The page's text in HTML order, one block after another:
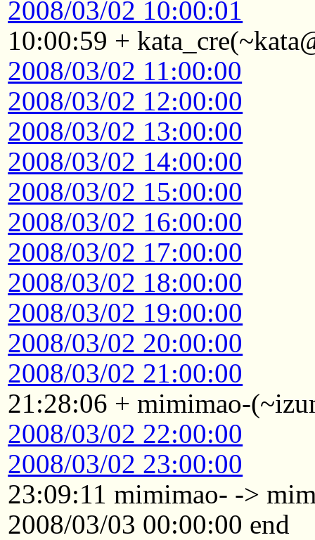
2008/03/02 10:00:01
10:00:59 +
2008/03/02 11:00:00
2008/03/02 12:00:00
2008/03/02 13:00:00
2008/03/02 14:00:00
2008/03/02 15:00:00
2008/03/02 16:00:00
2008/03/02 17:00:00
2008/03/02 18:00:00
2008/03/02 19:00:00
2008/03/02 20:00:00
2008/03/02 21:00:00
21:28:06 + mimimao-
2008/03/02 22:00:00
2008/03/02 23:00:00
23:09:11 mimimao- ->
2008/03/03 00:00:00 end